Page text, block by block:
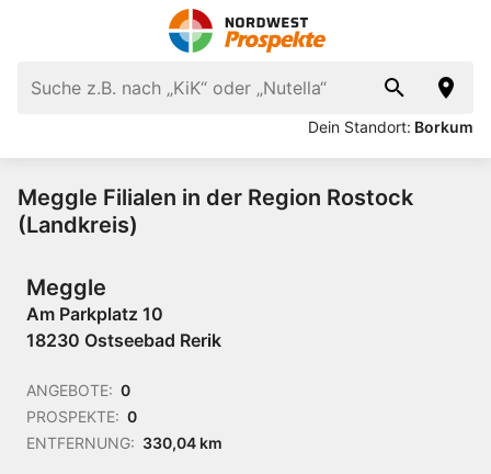
Dein Standort: Borkum
Meggle Filialen in der Region Rostock
(Landkreis)
Meggle
Am Parkplatz 10
18230 Ostseebad Rerik
ANGEBOTE: 0
PROSPEKTE: 0
ENTFERNUNG: 330,04 km